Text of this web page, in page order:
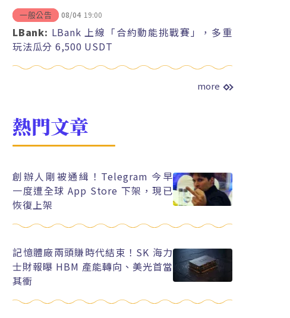
一般公告 08/04 19:00
LBank: LBank 上線「合約動能挑戰賽」，多重
玩法瓜分 6,500 USDT
more
熱門文章
創辦人剛被通緝！Telegram 今早
一度遭全球 App Store 下架，現已
恢復上架
記憶體廠兩頭賺時代結束！SK 海力
士財報曝 HBM 產能轉向、美光首當
其衝